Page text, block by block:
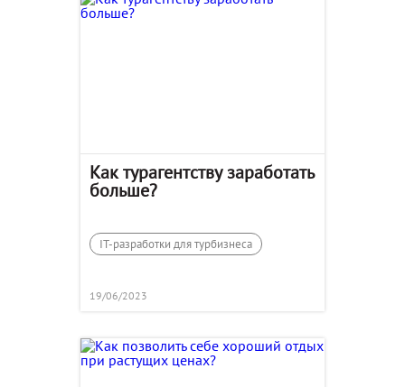
Как турагентству заработать
больше?
IT-разработки для турбизнеса
19/06/2023